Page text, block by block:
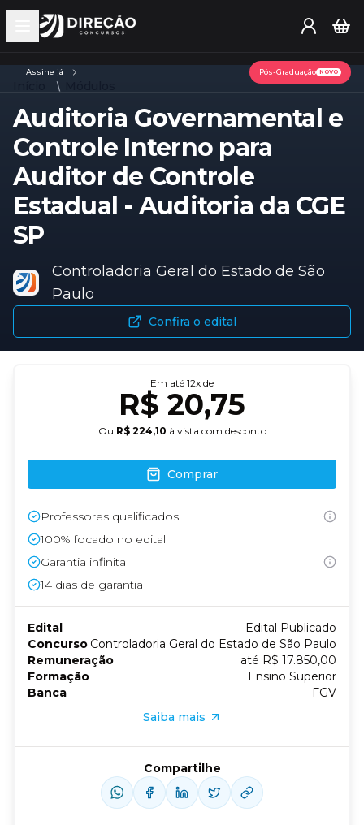
Open main menu
Assine já Pós-Graduação NOVO
Auditoria Governamental e
Controle Interno para
Auditor de Controle
Estadual - Auditoria da CGE
SP
Controladoria Geral do Estado de São
Paulo
Confira o edital
Em até 12x de
R$ 20,75
Ou R$ 224,10 à vista com desconto
Comprar
Professores qualificados
100% focado no edital
Garantia infinita
14 dias de garantia
Edital
Edital Publicado
Concurso Controladoria Geral do Estado de São Paulo
Remuneração
até R$ 17.850,00
Formação
Ensino Superior
Banca
FGV
Saiba mais
Compartilhe